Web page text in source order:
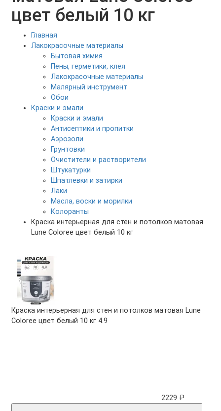
цвет белый 10 кг
Главная
Лакокрасочные материалы
Бытовая химия
Пены, герметики, клея
Лакокрасочные материалы
Малярный инструмент
Обои
Краски и эмали
Краски и эмали
Антисептики и пропитки
Аэрозоли
Грунтовки
Очистители и растворители
Штукатурки
Шпатлевки и затирки
Лаки
Масла, воски и морилки
Колоранты
Краска интерьерная для стен и потолков матовая
Lune Coloree цвет белый 10 кг
Краска интерьерная для стен и потолков матовая Lune
Coloree цвет белый 10 кг 4.9
2229 ₽